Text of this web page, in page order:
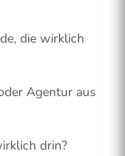
die wirklich
Agentur aus
drin?